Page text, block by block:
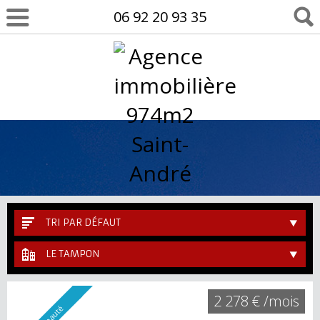
06 92 20 93 35
TRI PAR DÉFAUT
LE TAMPON
2 278 € /mois